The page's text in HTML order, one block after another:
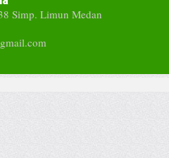
Simp. Limun Medan